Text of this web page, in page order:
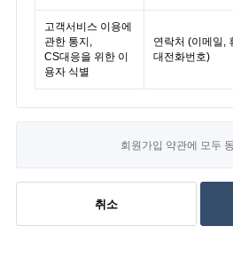
고객서비스 이용에
관한 통지,
CS대응을 위한 이
용자 식별
연락처 (이메일,
대전화번호)
회원가입 약관에 모두
취소